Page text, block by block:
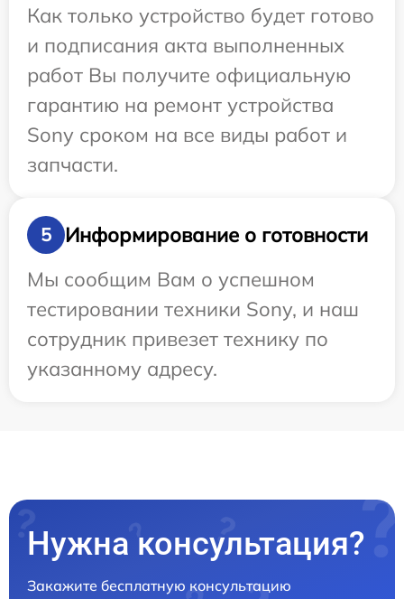
Как только устройство будет готово
и подписания акта выполненных
работ Вы получите официальную
гарантию на ремонт устройства
Sony сроком на все виды работ и
запчасти.
5
Информирование о готовности
Мы сообщим Вам о успешном
тестировании техники Sony, и наш
сотрудник привезет технику по
указанному адресу.
Нужна консультация?
Закажите бесплатную консультацию